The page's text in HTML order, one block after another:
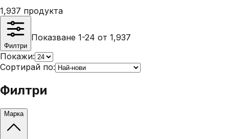
1,937 продукта
Филтри
Показване 1-24 от 1,937
Покажи:
Сортирай по:
Филтри
Марка